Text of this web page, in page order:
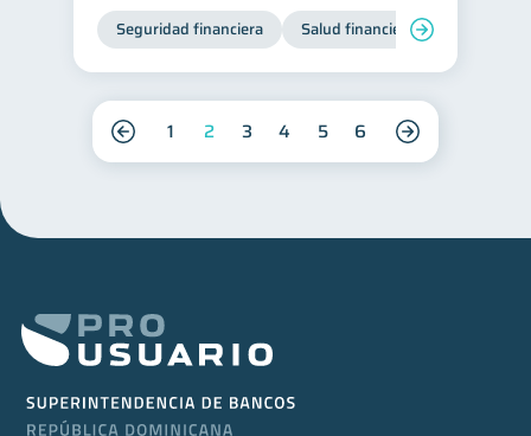
Seguridad financiera Salud financiera
1 2 3 4 5 6